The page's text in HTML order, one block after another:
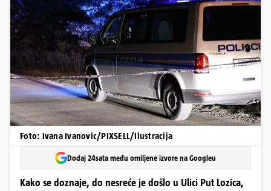
Foto: Ivana Ivanovic/PIXSELL/Ilustracija
Dodaj 24sata među omiljene izvore na Googleu
Kako se doznaje, do nesreće je došlo u Ulici Put Lozica,